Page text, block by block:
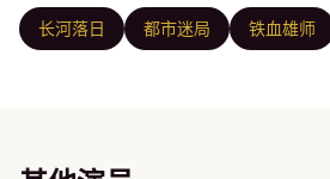
长河落日 都市迷局 铁血雄师